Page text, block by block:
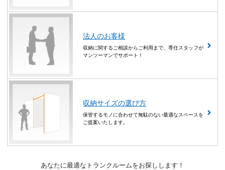
法人のお客様
収納に関するご相談からご利用まで、専任スタッフが
マンツーマンでサポート！
収納サイズの選び方
保管するモノに合わせて無駄のない最適なスペースを
ご提案いたします。
あなたに最適なトランクルームをお探しします！